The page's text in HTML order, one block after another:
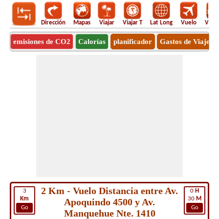
Dirección Mapas Viajar Viajar T Lat Long Vuelo
emisiones de CO2 Calorías planificador Gastos de Viaje
3
Km
Go
0 H
30 M
Go
2 Km - Vuelo Distancia entre Av.
Apoquindo 4500 y Av.
Manquehue Nte. 1410